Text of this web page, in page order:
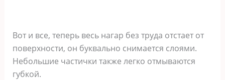
Вот и все, теперь весь нагар без труда отстает от
поверхности, он буквально снимается слоями.
Небольшие частички также легко отмываются
губкой.